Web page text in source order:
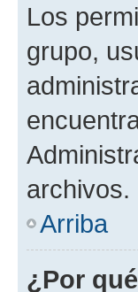
Los
grupo,
archivos.
Arriba
¿Por